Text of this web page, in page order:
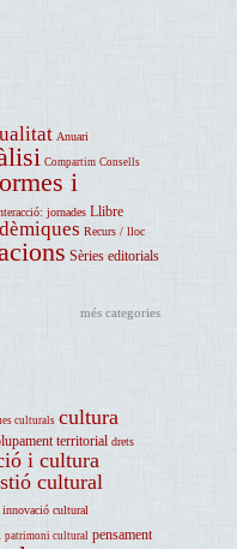
Anuari
Compartim Consells
i
jornades Llibre
Recurs / lloc
Sèries editorials
més categories
culturals cultura
territorial drets
i cultura
cultural
innovació cultural
patrimoni cultural pensament